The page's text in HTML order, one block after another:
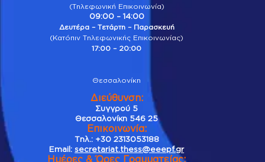
(Τηλεφωνική Επικοινωνία)
09:00 – 14:00
Δευτέρα – Τετάρτη – Παρασκευή
(Κατόπιν Τηλεφωνικής Επικοινωνίας)
17:00 – 20:00
Θεσσαλονίκη
Διεύθυνση:
Συγγρού 5
Θεσσαλονίκη 546 25
Επικοινωνία:
Τηλ.: +30 2313053188
Email:secretariat.thess@eeepf.gr
Ημέρες & Ώρες Γραμματείας: